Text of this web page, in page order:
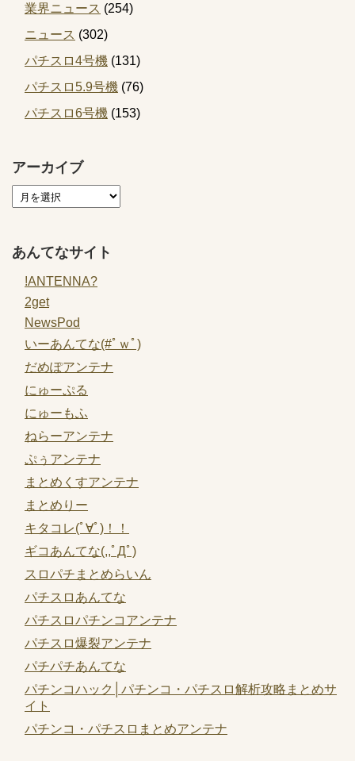
業界ニュース (254)
ニュース (302)
パチスロ4号機 (131)
パチスロ5.9号機 (76)
パチスロ6号機 (153)
アーカイブ
あんてなサイト
!ANTENNA?
2get
NewsPod
いーあんてな(#ﾟｗﾟ)
だめぽアンテナ
にゅーぷる
にゅーもふ
ねらーアンテナ
ぷぅアンテナ
まとめくすアンテナ
まとめりー
キタコレ(ﾟ∀ﾟ)！！
ギコあんてな(,,ﾟДﾟ)
スロパチまとめらいん
パチスロあんてな
パチスロパチンコアンテナ
パチスロ爆裂アンテナ
パチパチあんてな
パチンコハック│パチンコ・パチスロ解析攻略まとめサ
イト
パチンコ・パチスロまとめアンテナ